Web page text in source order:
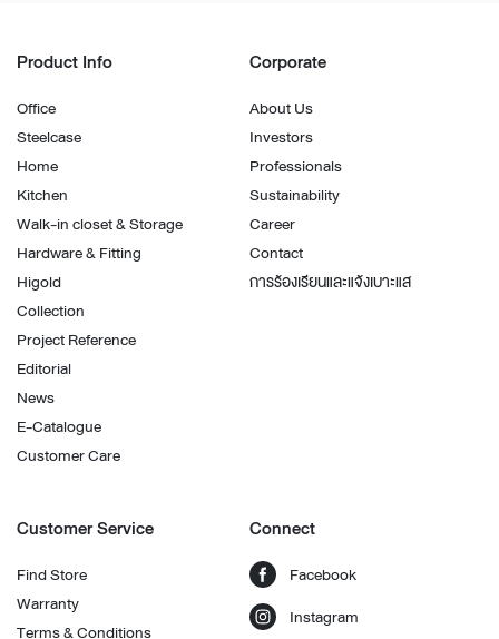
Product Info
Office
Steelcase
Home
Kitchen
Walk-in closet & Storage
Hardware & Fitting
Higold
Collection
Project Reference
Editorial
News
E-Catalogue
Customer Care
Corporate
About Us
Investors
Professionals
Sustainability
Career
Contact
การร้องเรียนและแจ้งเบาะแส
Customer Service
Find Store
Warranty
Terms & Conditions
Connect
Facebook
Instagram